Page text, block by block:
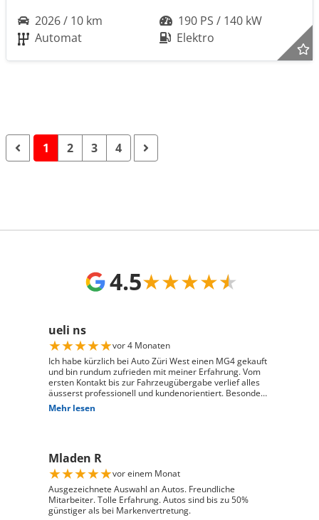
2026 / 10 km
190 PS / 140 kW
Automat
Elektro
1 2 3 4
4.5★★★★★
ueli ns
★★★★★vor 4 Monaten
Ich habe kürzlich bei Auto Züri West einen MG4 gekauft
und bin rundum zufrieden mit meiner Erfahrung. Vom
ersten Kontakt bis zur Fahrzeugübergabe verlief alles
äusserst professionell und kundenorientiert. Besonders
hervorheben möchte ich die hervorragende Beratung
durch Herrn David Panic. Er hat sich viel Zeit
und engagierte Art hat den gesamten Kaufprozess sehr
angenehm gemacht. Die Abwicklung verlief reibungslos
und zuverlässig, und ich habe mein Fahrzeug genau so
erhalten, wie ich es mir vorgestellt habe. Ich kann Auto
Züri West uneingeschränkt weiterempfehlen und
bedanke mich herzlich für den ausgezeichneten Service
Mehr lesen
Mladen R
★★★★★vor einem Monat
Ausgezeichnete Auswahl an Autos. Freundliche
Mitarbeiter. Tolle Erfahrung. Autos sind bis zu 50%
günstiger als bei Markenvertretung.